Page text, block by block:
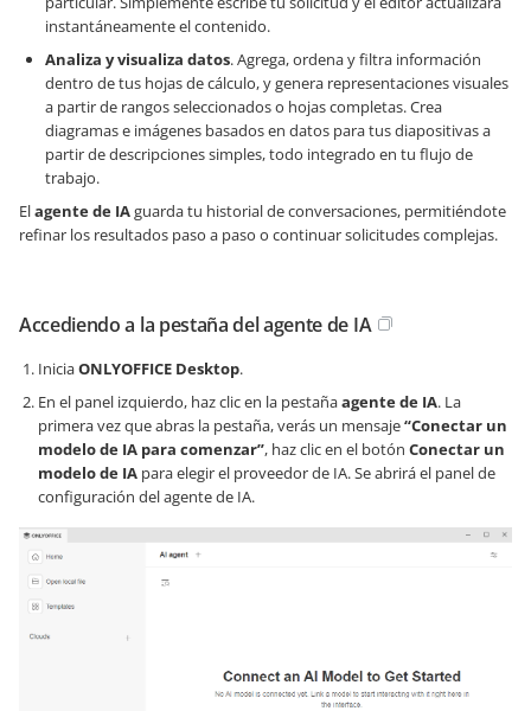
instantáneamente el contenido.
Analiza y visualiza datos. Agrega, ordena y filtra información
dentro de tus hojas de cálculo, y genera representaciones visuales
a partir de rangos seleccionados o hojas completas. Crea
diagramas e imágenes basados en datos para tus diapositivas a
partir de descripciones simples, todo integrado en tu flujo de
trabajo.
Elagente de IAguarda tu historial de conversaciones, permitiéndote
refinar los resultados paso a paso o continuar solicitudes complejas.
Accediendo a la pestaña del agente de IA
IniciaONLYOFFICE Desktop.
En el panel izquierdo, haz clic en la pestañaagente de IA. La
primera vez que abras la pestaña, verás un mensaje“Conectar un
modelo de IA para comenzar”, haz clic en el botón Conectar un
modelo de IA para elegir el proveedor de IA. Se abrirá el panel de
configuración del agente de IA.